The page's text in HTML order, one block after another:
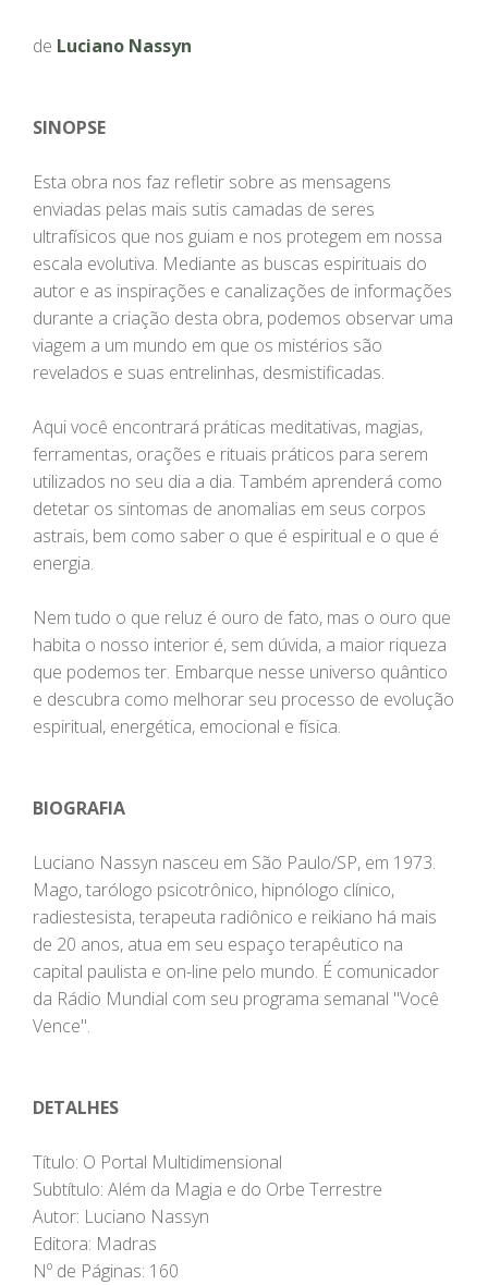
de Luciano Nassyn
SINOPSE
Esta obra nos faz refletir sobre as mensagens
enviadas pelas mais sutis camadas de seres
ultrafísicos que nos guiam e nos protegem em nossa
escala evolutiva. Mediante as buscas espirituais do
autor e as inspirações e canalizações de informações
durante a criação desta obra, podemos observar uma
viagem a um mundo em que os mistérios são
revelados e suas entrelinhas, desmistificadas.
Aqui você encontrará práticas meditativas, magias,
ferramentas, orações e rituais práticos para serem
utilizados no seu dia a dia. Também aprenderá como
detetar os sintomas de anomalias em seus corpos
astrais, bem como saber o que é espiritual e o que é
energia.
Nem tudo o que reluz é ouro de fato, mas o ouro que
habita o nosso interior é, sem dúvida, a maior riqueza
que podemos ter. Embarque nesse universo quântico
e descubra como melhorar seu processo de evolução
espiritual, energética, emocional e física.
BIOGRAFIA
Luciano Nassyn nasceu em São Paulo/SP, em 1973.
Mago, tarólogo psicotrônico, hipnólogo clínico,
radiestesista, terapeuta radiônico e reikiano há mais
de 20 anos, atua em seu espaço terapêutico na
capital paulista e on-line pelo mundo. É comunicador
da Rádio Mundial com seu programa semanal "Você
Vence".
DETALHES
Título: O Portal Multidimensional
Subtítulo: Além da Magia e do Orbe Terrestre
Autor: Luciano Nassyn
Editora: Madras
Nº de Páginas: 160